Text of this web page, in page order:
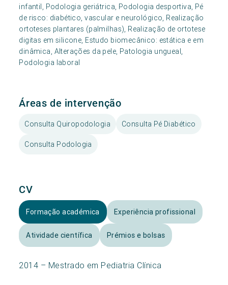
infantil, Podologia geriátrica, Podologia desportiva, Pé
de risco: diabético, vascular e neurológico, Realização
ortoteses plantares (palmilhas), Realização de ortotese
digitas em silicone, Estudo biomecânico: estática e em
dinâmica, Alterações da pele, Patologia ungueal,
Podologia laboral
Áreas de intervenção
Consulta Quiropodologia Consulta Pé Diabético
Consulta Podologia
CV
Formação académica Experiência profissional
Atividade científica Prémios e bolsas
2014 – Mestrado em Pediatria Clínica